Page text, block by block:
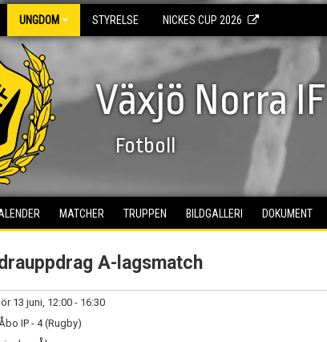
UNGDOM STYRELSE NICKES CUP 2026
Växjö Norra IF
Fotboll
MATCHER TRUPPEN BILDGALLERI DOKUMENT
A-lagsmatch
lör 13 juni, 12:00 - 16:30
IP - 4 (Rugby)